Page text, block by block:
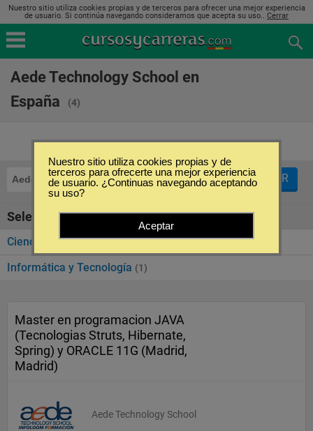
Nuestro sitio utiliza cookies propias y de terceros para ofrecer una mejor experiencia
de usuario. Si continúa navegando consideramos que acepta su uso.. Cerrar
Aede Technology School en
España
(4)
Aede Technology School FILTRAR
Seleccione la categoría
Ciencias Económicas y Empresariales(3)
Informática y Tecnología (1)
Master en programacion JAVA
(Tecnologias Struts, Hibernate,
Spring) y ORACLE 11G (Madrid,
Madrid)
Aede Technology School
Nuestro sitio utiliza cookies propias y de
terceros para ofrecerte una mejor experiencia
de usuario. ¿Continuas navegando aceptando
su uso?
Aceptar